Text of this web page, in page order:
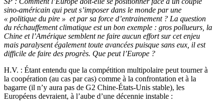
sino-américain qui peut s’imposer dans le monde par une
« politique du pire » et par sa force d’entrainement ? La question
du réchauffement climatique est un bon exemple : gros pollueurs, la
Chine et l’Amérique semblent ne faire aucun effort sur cet enjeu
mais paralysent également toute avancées puisque sans eux, il est
difficile de faire des progrès. Que peut l’Europe ?
H.V. : Étant entendu que la compétition multipolaire peut tourner à
la coopération (au cas par cas) comme à la confrontation et à la
bagarre (il n’y aura pas de G2 Chine-États-Unis stable), les
Européens devraient, à l’aube d’une décennie instable :